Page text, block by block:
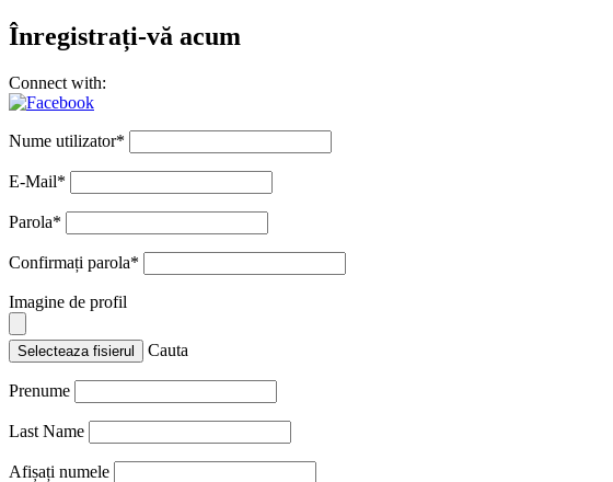
Înregistrați-vă acum
Connect with:
Nume utilizator*
E-Mail*
Parola*
Confirmați parola*
Imagine de profil
Selecteaza fisierul Cauta
Prenume
Last Name
Afișați numele